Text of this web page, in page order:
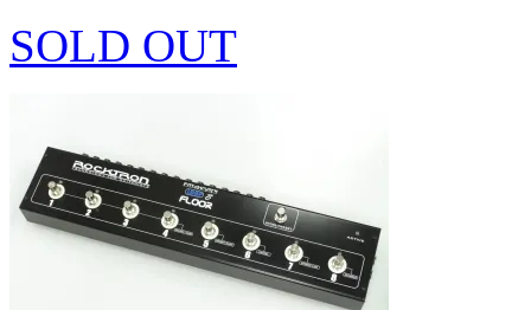
SOLD OUT